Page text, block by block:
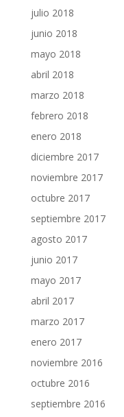
julio 2018
junio 2018
mayo 2018
abril 2018
marzo 2018
febrero 2018
enero 2018
diciembre 2017
noviembre 2017
octubre 2017
septiembre 2017
agosto 2017
junio 2017
mayo 2017
abril 2017
marzo 2017
enero 2017
noviembre 2016
octubre 2016
septiembre 2016